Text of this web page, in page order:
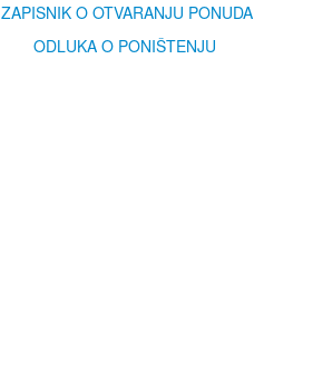
ZAPISNIK O OTVARANJU PONUDA
ODLUKA O PONIŠTENJU